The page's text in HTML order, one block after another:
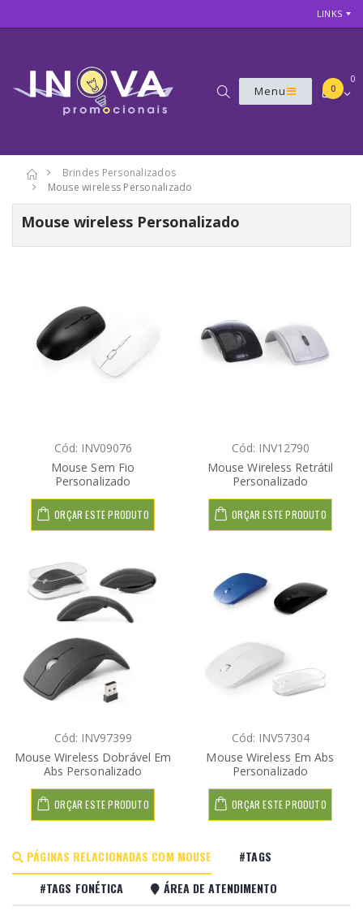
LINKS
Menu
0
0
Brindes Personalizados
Mouse wireless Personalizado
Mouse wireless Personalizado
Cód: INV09076
Mouse Sem Fio
Personalizado
ORÇAR ESTE PRODUTO
Cód: INV12790
Mouse Wireless Retrátil
Personalizado
ORÇAR ESTE PRODUTO
Cód: INV97399
Mouse Wireless Dobrável Em
Abs Personalizado
ORÇAR ESTE PRODUTO
Cód: INV57304
Mouse Wireless Em Abs
Personalizado
ORÇAR ESTE PRODUTO
PÁGINAS RELACIONADAS COM MOUSE
#TAGS
#TAGS FONÉTICA
ÁREA DE ATENDIMENTO